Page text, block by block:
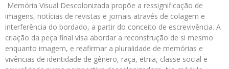
Memória Visual Descolonizada propõe a ressignificação de
imagens, notícias de revistas e jornais através de colagem e
interferência do bordado, a partir do conceito de escrevivência. A
criação da peça final visa abordar a reconstrução de si mesmo
enquanto imagem, e reafirmar a pluralidade de memórias e
vivências de identidade de gênero, raça, etnia, classe social e